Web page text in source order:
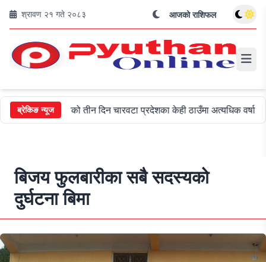
श्रावण २१ गते २०८३ आजको राशिफल
ब्रेकिङ न्यूज
अबको तीन दिन चारवटा प्रदेशका केही ठाउँमा अत्यधिक वर्षा हुन सक्ने
बिजय फुलबारीका सबै सदस्यको
दुर्घटना बिमा